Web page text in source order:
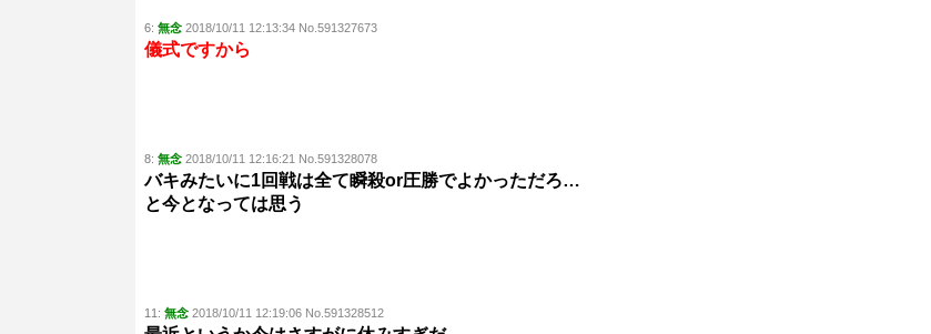
6: 無念 2018/10/11 12:13:34 No.591327673
儀式ですから
8: 無念 2018/10/11 12:16:21 No.591328078
バキみたいに1回戦は全て瞬殺or圧勝でよかっただろ…
と今となっては思う
11: 無念 2018/10/11 12:19:06 No.591328512